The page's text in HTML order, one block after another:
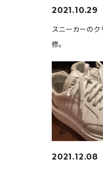
2021.10.29
スニーカーの
修。
2021.12.08